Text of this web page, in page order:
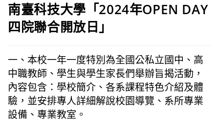
南臺科技大學「2024年OPEN DAY
四院聯合開放日」
一、本校一年一度特別為全國公私立國中、高
中職教師、學生與學生家長們舉辦旨揭活動，
內容包含：學校簡介、各系課程特色介紹及體
驗，並安排專人詳細解說校園導覽、系所專業
設備、專業教室。